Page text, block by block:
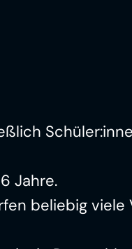
Jahre.
beliebig